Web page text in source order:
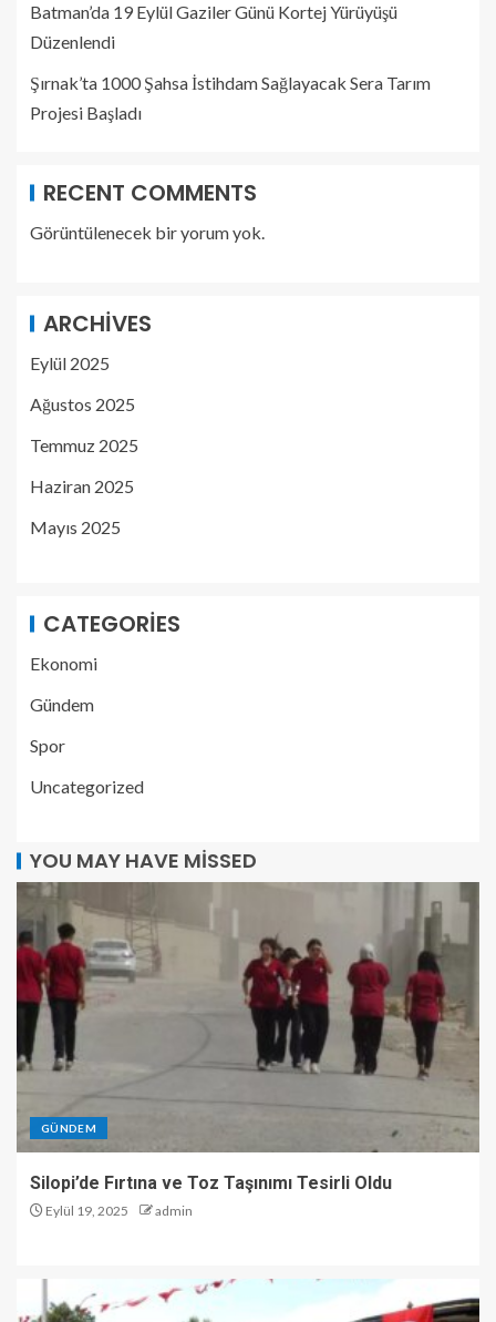
Batman’da 19 Eylül Gaziler Günü Kortej Yürüyüşü
Düzenlendi
Şırnak’ta 1000 Şahsa İstihdam Sağlayacak Sera Tarım
Projesi Başladı
RECENT COMMENTS
Görüntülenecek bir yorum yok.
ARCHIVES
Eylül 2025
Ağustos 2025
Temmuz 2025
Haziran 2025
Mayıs 2025
CATEGORIES
Ekonomi
Gündem
Spor
Uncategorized
YOU MAY HAVE MISSED
GÜNDEM
Silopi’de Fırtına ve Toz Taşınımı Tesirli Oldu
Eylül 19, 2025 admin